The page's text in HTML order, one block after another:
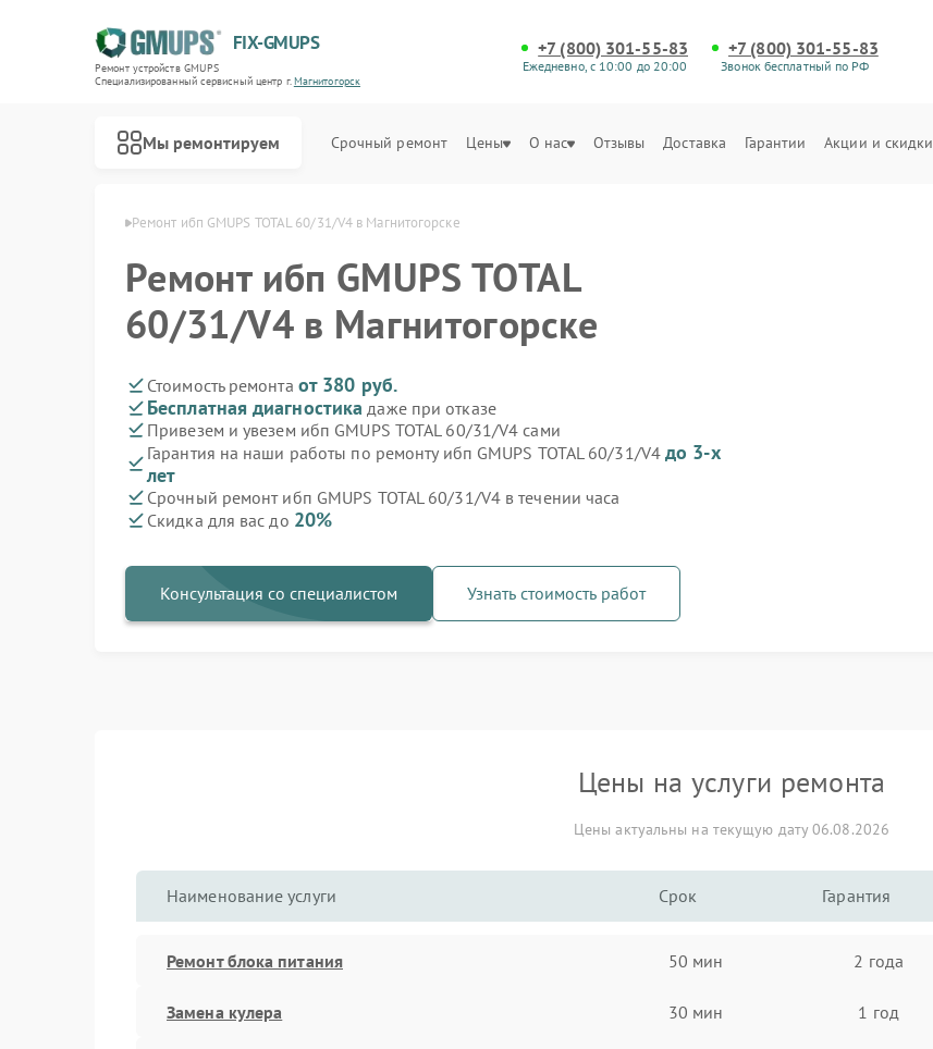
FIX-GMUPS
Ремонт устройств GMUPS
Специализированный cервисный центр г.Магнитогорск
+7 (800) 301-55-83
Ежедневно, с 10:00 до 20:00
+7 (800) 301-55-83
Звонок бесплатный по РФ
Мы ремонтируем Срочный ремонт Цены О нас Отзывы Доставка Гарантии Акции и скидки
Ремонт ибп GMUPS TOTAL 60/31/V4 в Магнитогорске
Ремонт ибп GMUPS TOTAL
60/31/V4 в Магнитогорске
Стоимость ремонта от 380 руб.
Бесплатная диагностика даже при отказе
Привезем и увезем ибп GMUPS TOTAL 60/31/V4 сами
Гарантия на наши работы по ремонту ибп GMUPS TOTAL 60/31/V4 до 3-х
лет
Срочный ремонт ибп GMUPS TOTAL 60/31/V4 в течении часа
Скидка для вас до 20%
Консультация со специалистом Узнать стоимость работ
Цены на услуги ремонта
Цены актуальны на текущую дату 06.08.2026
Наименование услуги Срок Гарантия
Ремонт блока питания 50 мин 2 года
Замена кулера 30 мин 1 год